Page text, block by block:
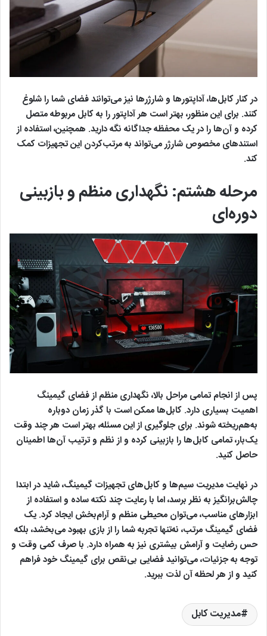
در کنار کابل‌ها، آداپتورها و شارژرها نیز می‌توانند فضای شما را شلوغ
کنند. برای این منظور، بهتر است هر آداپتور را به کابل مربوطه متصل
کرده و آن‌ها را در یک محفظه جداگانه نگه دارید. همچنین، استفاده از
استندهای مخصوص شارژر می‌تواند به مرتب‌کردن این تجهیزات کمک
کند.
مرحله هشتم: نگهداری منظم و بازبینی
دوره‌ای
پس از انجام تمامی مراحل بالا، نگهداری منظم از فضای گیمینگ
اهمیت بسیاری دارد. کابل‌ها ممکن است با گذر زمان دوباره
به‌هم‌ریخته شوند. برای جلوگیری از این مسئله، بهتر است هر چند وقت
یک‌بار، تمامی کابل‌ها را بازبینی کرده و از نظم و ترتیب آن‌ها اطمینان
حاصل کنید.
در نهایت مدیریت سیم‌ها و کابل‌های تجهیزات گیمینگ، شاید در ابتدا
چالش‌برانگیز به نظر برسد، اما با رعایت چند نکته ساده و استفاده از
ابزارهای مناسب، می‌توان محیطی منظم و آرام‌بخش ایجاد کرد. یک
فضای گیمینگ مرتب، نه‌تنها تجربه شما را از بازی بهبود می‌بخشد، بلکه
حس رضایت و آرامش بیشتری نیز به همراه دارد. با صرف کمی وقت و
توجه به جزئیات، می‌توانید فضایی بی‌نقص برای گیمینگ خود فراهم
کنید و از هر لحظه آن لذت ببرید.
مدیریت کابل